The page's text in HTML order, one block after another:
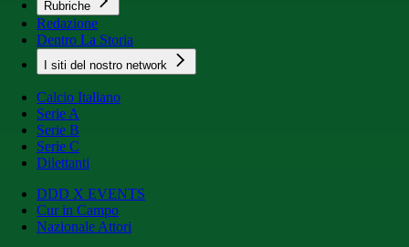
Rubriche
Redazione
Dentro La Storia
I siti del nostro network
Calcio Italiano
Serie A
Serie B
Serie C
Dilettanti
DDD X EVENTS
Cur in Campo
Nazionale Attori